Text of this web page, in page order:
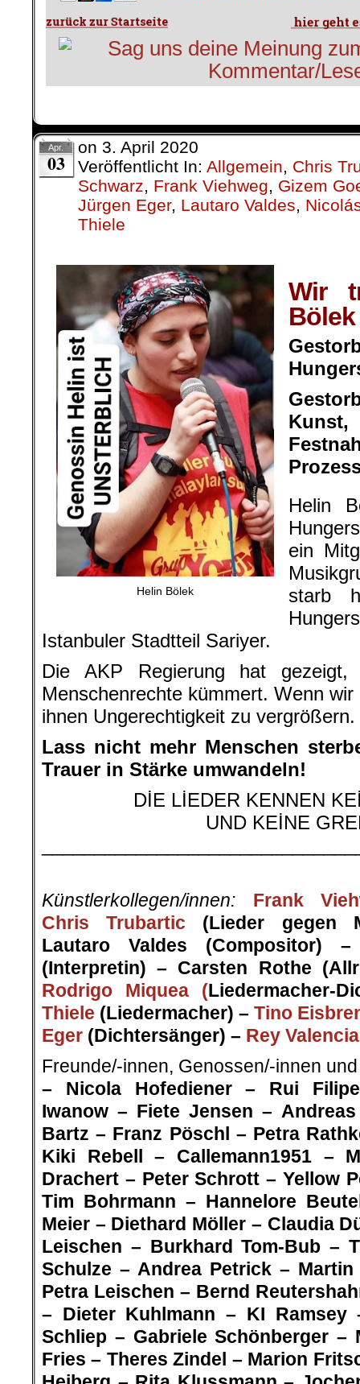
Apr.
03
on 3. April 2020
Veröffentlicht In: Allgemein, Chris
Schwarz, Frank Viehweg, Gizem
Jürgen Eger, Lautaro Valdes,
Thiele
Helin Bölek
Wir
Bölek
Helin
ein
starb
Istanbuler Stadtteil Sariyer.
Die AKP Regierung hat
Menschenrechte kümmert. Wenn
ihnen Ungerechtigkeit zu vergrößern.
Lass nicht mehr Menschen
Trauer in Stärke umwandeln!
DİE LİEDER KENNEN
UND KEİNE
Künstlerkollegen/innen:
Frank
Chris Trubartic (Lieder gegen
Lautaro Valdes (Compositor)
(Interpretin) – Carsten Rothe (
Rodrigo Miquea (Liedermacher-
Thiele (Liedermacher) – Tino
Eger (Dichtersänger) – Rey
Freunde/-innen, Genossen/-innen
– Nicola Hofediener – Rui
Iwanow – Fiete Jensen –
Bartz – Franz Pöschl – Petra
Kiki Rebell – Callemann1951 –
Drachert – Peter Schrott – Yellow
Tim Bohrmann – Hannelore
Meier – Diethard Möller – Claudia
Leischen – Burkhard Tom-Bub –
Schulze – Andrea Petrick –
Petra Leischen – Bernd
– Dieter Kuhlmann – KI Ramsey
Schliep – Gabriele Schönberger –
Fries – Theres Zindel – Marion